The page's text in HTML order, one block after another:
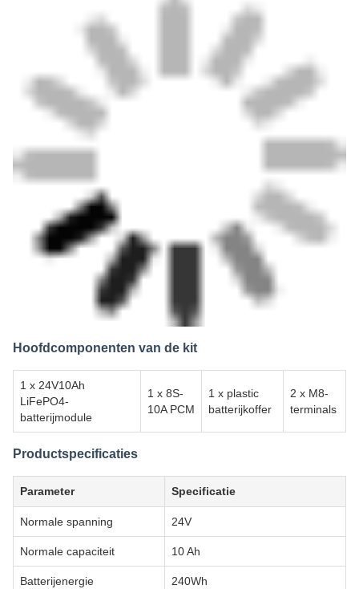
Hoofdcomponenten van de kit
1 x 24V10Ah
LiFePO4-
batterijmodule
1 x 8S-
10A PCM
1 x plastic
batterijkoffer
2 x M8-
terminals
Productspecificaties
Parameter Specificatie
Normale spanning 24V
Normale capaciteit 10 Ah
Batterijenergie 240Wh